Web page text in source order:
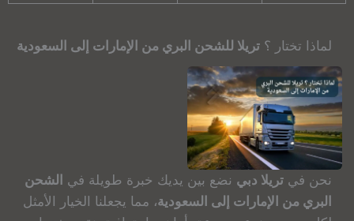
لماذا تختار ؟ تريلا للشحن البري من الإمارات إلى السعودية
نحن في تريلا دبي نضع بين يديك خبرة طويلة في الشحن
البري من الإمارات إلى السعودية، مما يجعلنا الخيار الأمثل